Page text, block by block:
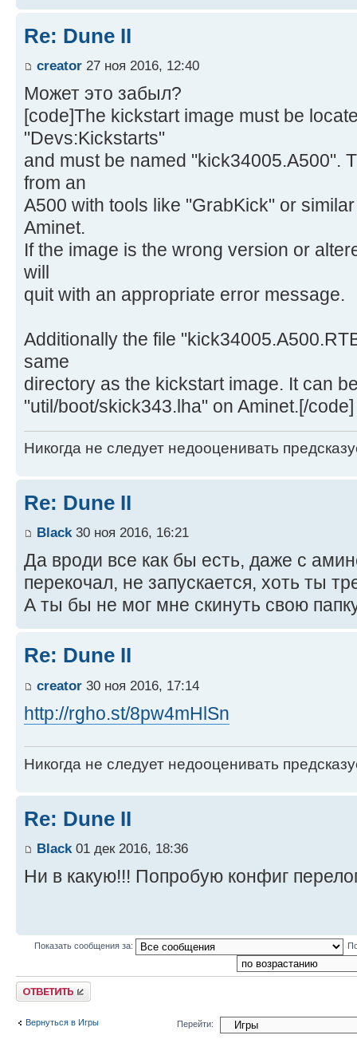
Re: Dune II
creator 27 ноя 2016, 12:40
Может это забыл?
[code]The kickstart image must be
"Devs:Kickstarts"
and must be named "kick34005.A500".
from an
A500 with tools like "GrabKick" or
Aminet.
If the image is the wrong version or
will
quit with an appropriate error message.
Additionally the file
same
directory as the kickstart image. It can
"util/boot/skick343.lha" on Aminet.[/code]
Никогда не следует недооценивать
Re: Dune II
Black30 ноя 2016, 16:21
Да вроди все как бы есть, даже с
перекочал, не запускается, хоть ты
А ты бы не мог мне скинуть свою
Re: Dune II
creator 30 ноя 2016, 17:14
http://rgho.st/8pw4mHlSn
Никогда не следует недооценивать
Re: Dune II
Black01 дек 2016, 18:36
Ни в какую!!! Попробую конфиг
Показать сообщения за:
Ответить
Вернуться в Игры Перейти: